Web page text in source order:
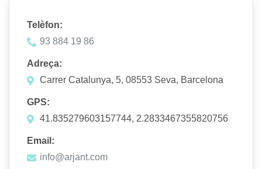
Telèfon:
93 884 19 86
Adreça:
Carrer Catalunya, 5, 08553 Seva, Barcelona
GPS:
41.835279603157744, 2.2833467355820756
Email:
info@arjant.com